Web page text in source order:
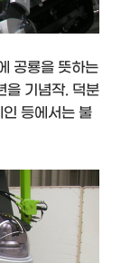
공룡을 뜻하는
기념작. 덕분
등에서는 불